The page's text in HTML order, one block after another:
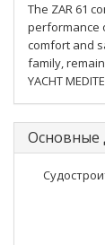
The ZAR 61
performance
comfort and
family,
YACHT
Основные